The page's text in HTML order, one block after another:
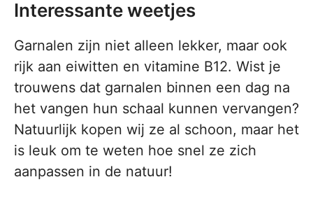
Interessante weetjes
Garnalen zijn niet alleen lekker, maar ook
rijk aan eiwitten en vitamine B12. Wist je
trouwens dat garnalen binnen een dag na
het vangen hun schaal kunnen vervangen?
Natuurlijk kopen wij ze al schoon, maar het
is leuk om te weten hoe snel ze zich
aanpassen in de natuur!